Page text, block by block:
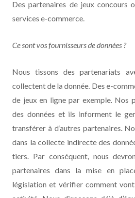
Des partenaires de jeux concours
services e-commerce.
Ce sont vos fournisseurs de données ?
Nous tissons des partenariats
collectent de la donnée. Des e-
de jeux en ligne par exemple. Nos
des données et ils informent le
transférer à d’autres partenaires.
dans la collecte indirecte des
tiers. Par conséquent, nous
partenaires dans la mise en
législation et vérifier comment